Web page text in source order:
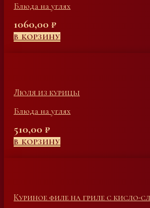
Блюда на углях
1060,00 ₽
В КОРЗИНУ
Люля из курицы
Блюда на углях
510,00 ₽
В КОРЗИНУ
Куриное филе на гриле с кисло-